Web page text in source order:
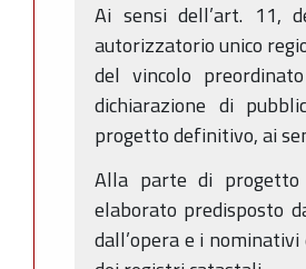
Ai sensi dell’art. 11,
autorizzatorio unico
del vincolo
dichiarazione di
progetto definitivo, ai
Alla parte di progetto
elaborato predisposto
dall’opera e i